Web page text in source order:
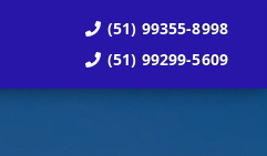
(51) 99355-8998
(51) 99299-5609